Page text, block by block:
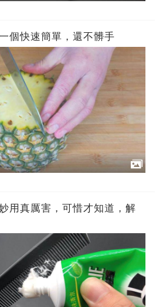
個快速簡單，還不髒手
用真厲害，可惜才知道，解